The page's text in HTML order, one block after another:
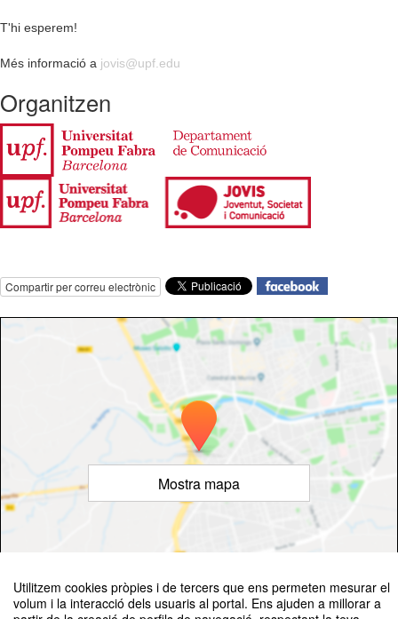
Utilitzem cookies pròpies i de tercers que ens permeten mesurar el
volum i la interacció dels usuaris al portal. Ens ajuden a millorar a
T'hi esperem!
Més informació a jovis@upf.edu
Organitzen
Compartir per correu electrònic
Mostra mapa